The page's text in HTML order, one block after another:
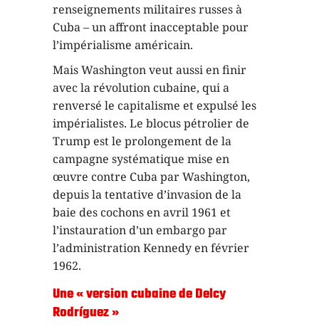
renseignements militaires russes à
Cuba – un affront inacceptable pour
l’impérialisme américain.
Mais Washington veut aussi en finir
avec la révolution cubaine, qui a
renversé le capitalisme et expulsé les
impérialistes. Le blocus pétrolier de
Trump est le prolongement de la
campagne systématique mise en
œuvre contre Cuba par Washington,
depuis la tentative d’invasion de la
baie des cochons en avril 1961 et
l’instauration d’un embargo par
l’administration Kennedy en février
1962.
Une « version cubaine de Delcy
Rodríguez »